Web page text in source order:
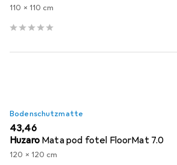
110 x 110 cm
Bodenschutzmatte
EUR
43,46
Huzaro Mata pod fotel FloorMat 7.0
120 x 120 cm